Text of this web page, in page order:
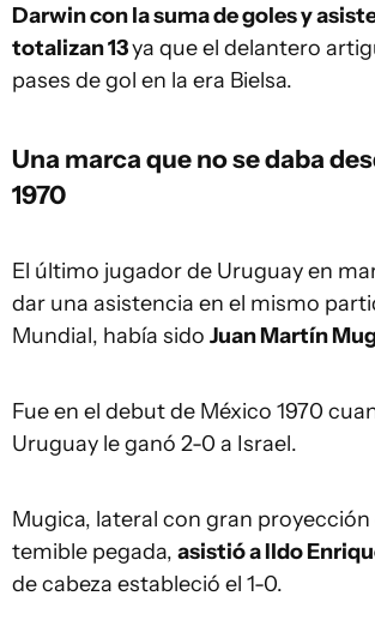
Darwin con la suma de goles y
totalizan 13ya que el delantero
pases de gol en la era Bielsa.
Una marca que no se daba
1970
El último jugador de Uruguay en
dar una asistencia en el mismo
Mundial, había sido Juan Martín
Fue en el debut de México 1970
Uruguay le ganó 2-0 a Israel.
Mugica, lateral con gran proyección
temible pegada, asistió a Ildo
de cabeza estableció el 1-0.